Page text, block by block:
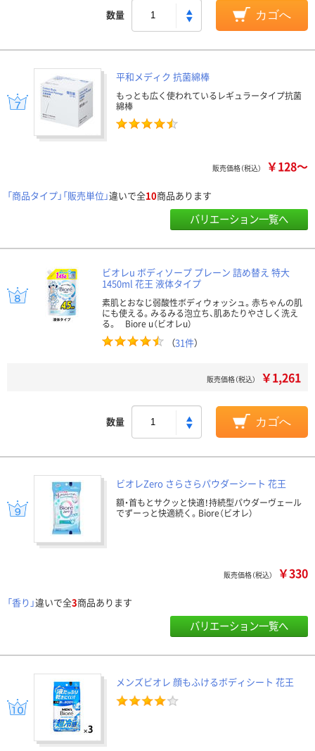
数量 カゴへ
平和メディク 抗菌綿棒
もっとも広く使われているレギュラータイプ抗菌
綿棒
販売価格（税込） ￥128～
「商品タイプ」「販売単位」違いで全10商品あります
バリエーション一覧へ
ビオレu ボディソープ プレーン 詰め替え 特大
1450ml 花王 液体タイプ
素肌とおなじ弱酸性ボディウォッシュ。赤ちゃんの肌
にも使える。みるみる泡立ち、肌あたりやさしく洗え
る。 Biore u（ビオレu）
（31件）
販売価格（税込） ￥1,261
数量 カゴへ
ビオレZero さらさらパウダーシート 花王
額・首もとサクッと快適！持続型パウダーヴェール
でずーっと快適続く。Biore（ビオレ）
販売価格（税込） ￥330
「香り」違いで全3商品あります
バリエーション一覧へ
メンズビオレ 顔もふけるボディシート 花王